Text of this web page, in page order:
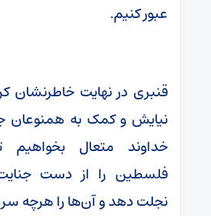
عبور کنیم.
قنبری در نهایت خاطرنشان
نیایش و کمک به همنوعان
خداوند متعال
فلسطین را از دست
نجلت دهد و آن‌ها را هرچه